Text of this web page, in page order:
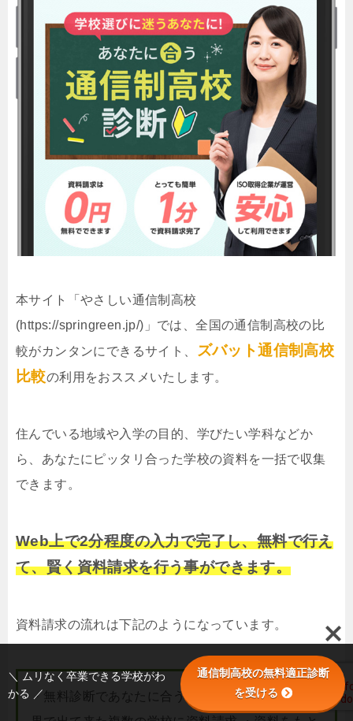
本サイト「やさしい通信制高校
(https://springreen.jp/)」では、全国の通信制高校の比
較がカンタンにできるサイト、
ズバット通信制高校
比較の利用をおススメいたします。
住んでいる地域や入学の目的、学びたい学科などか
ら、あなたにピッタリ合った学校の資料を一括で収集
できます。
Web上で2分程度の入力で完了し、無料で行え
て、賢く資料請求を行う事ができます。
資料請求の流れは下記のようになっています。
・無料診断であなたに合う学校を調べる ・診断結
＼ ムリなく卒業できる学校がわ
かる ／
通信制高校の無料適正診断
を受ける